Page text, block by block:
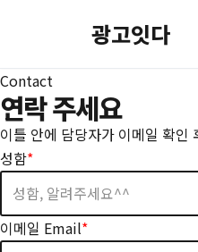
텐
츠
로
건
너
뛰
기
광고잇다
Contact
연락 주세요
이틀 안에 담당자가 이메일 확인
성함*
이메일 Email*